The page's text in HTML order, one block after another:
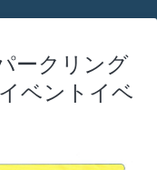
ークリング
ベントイベ